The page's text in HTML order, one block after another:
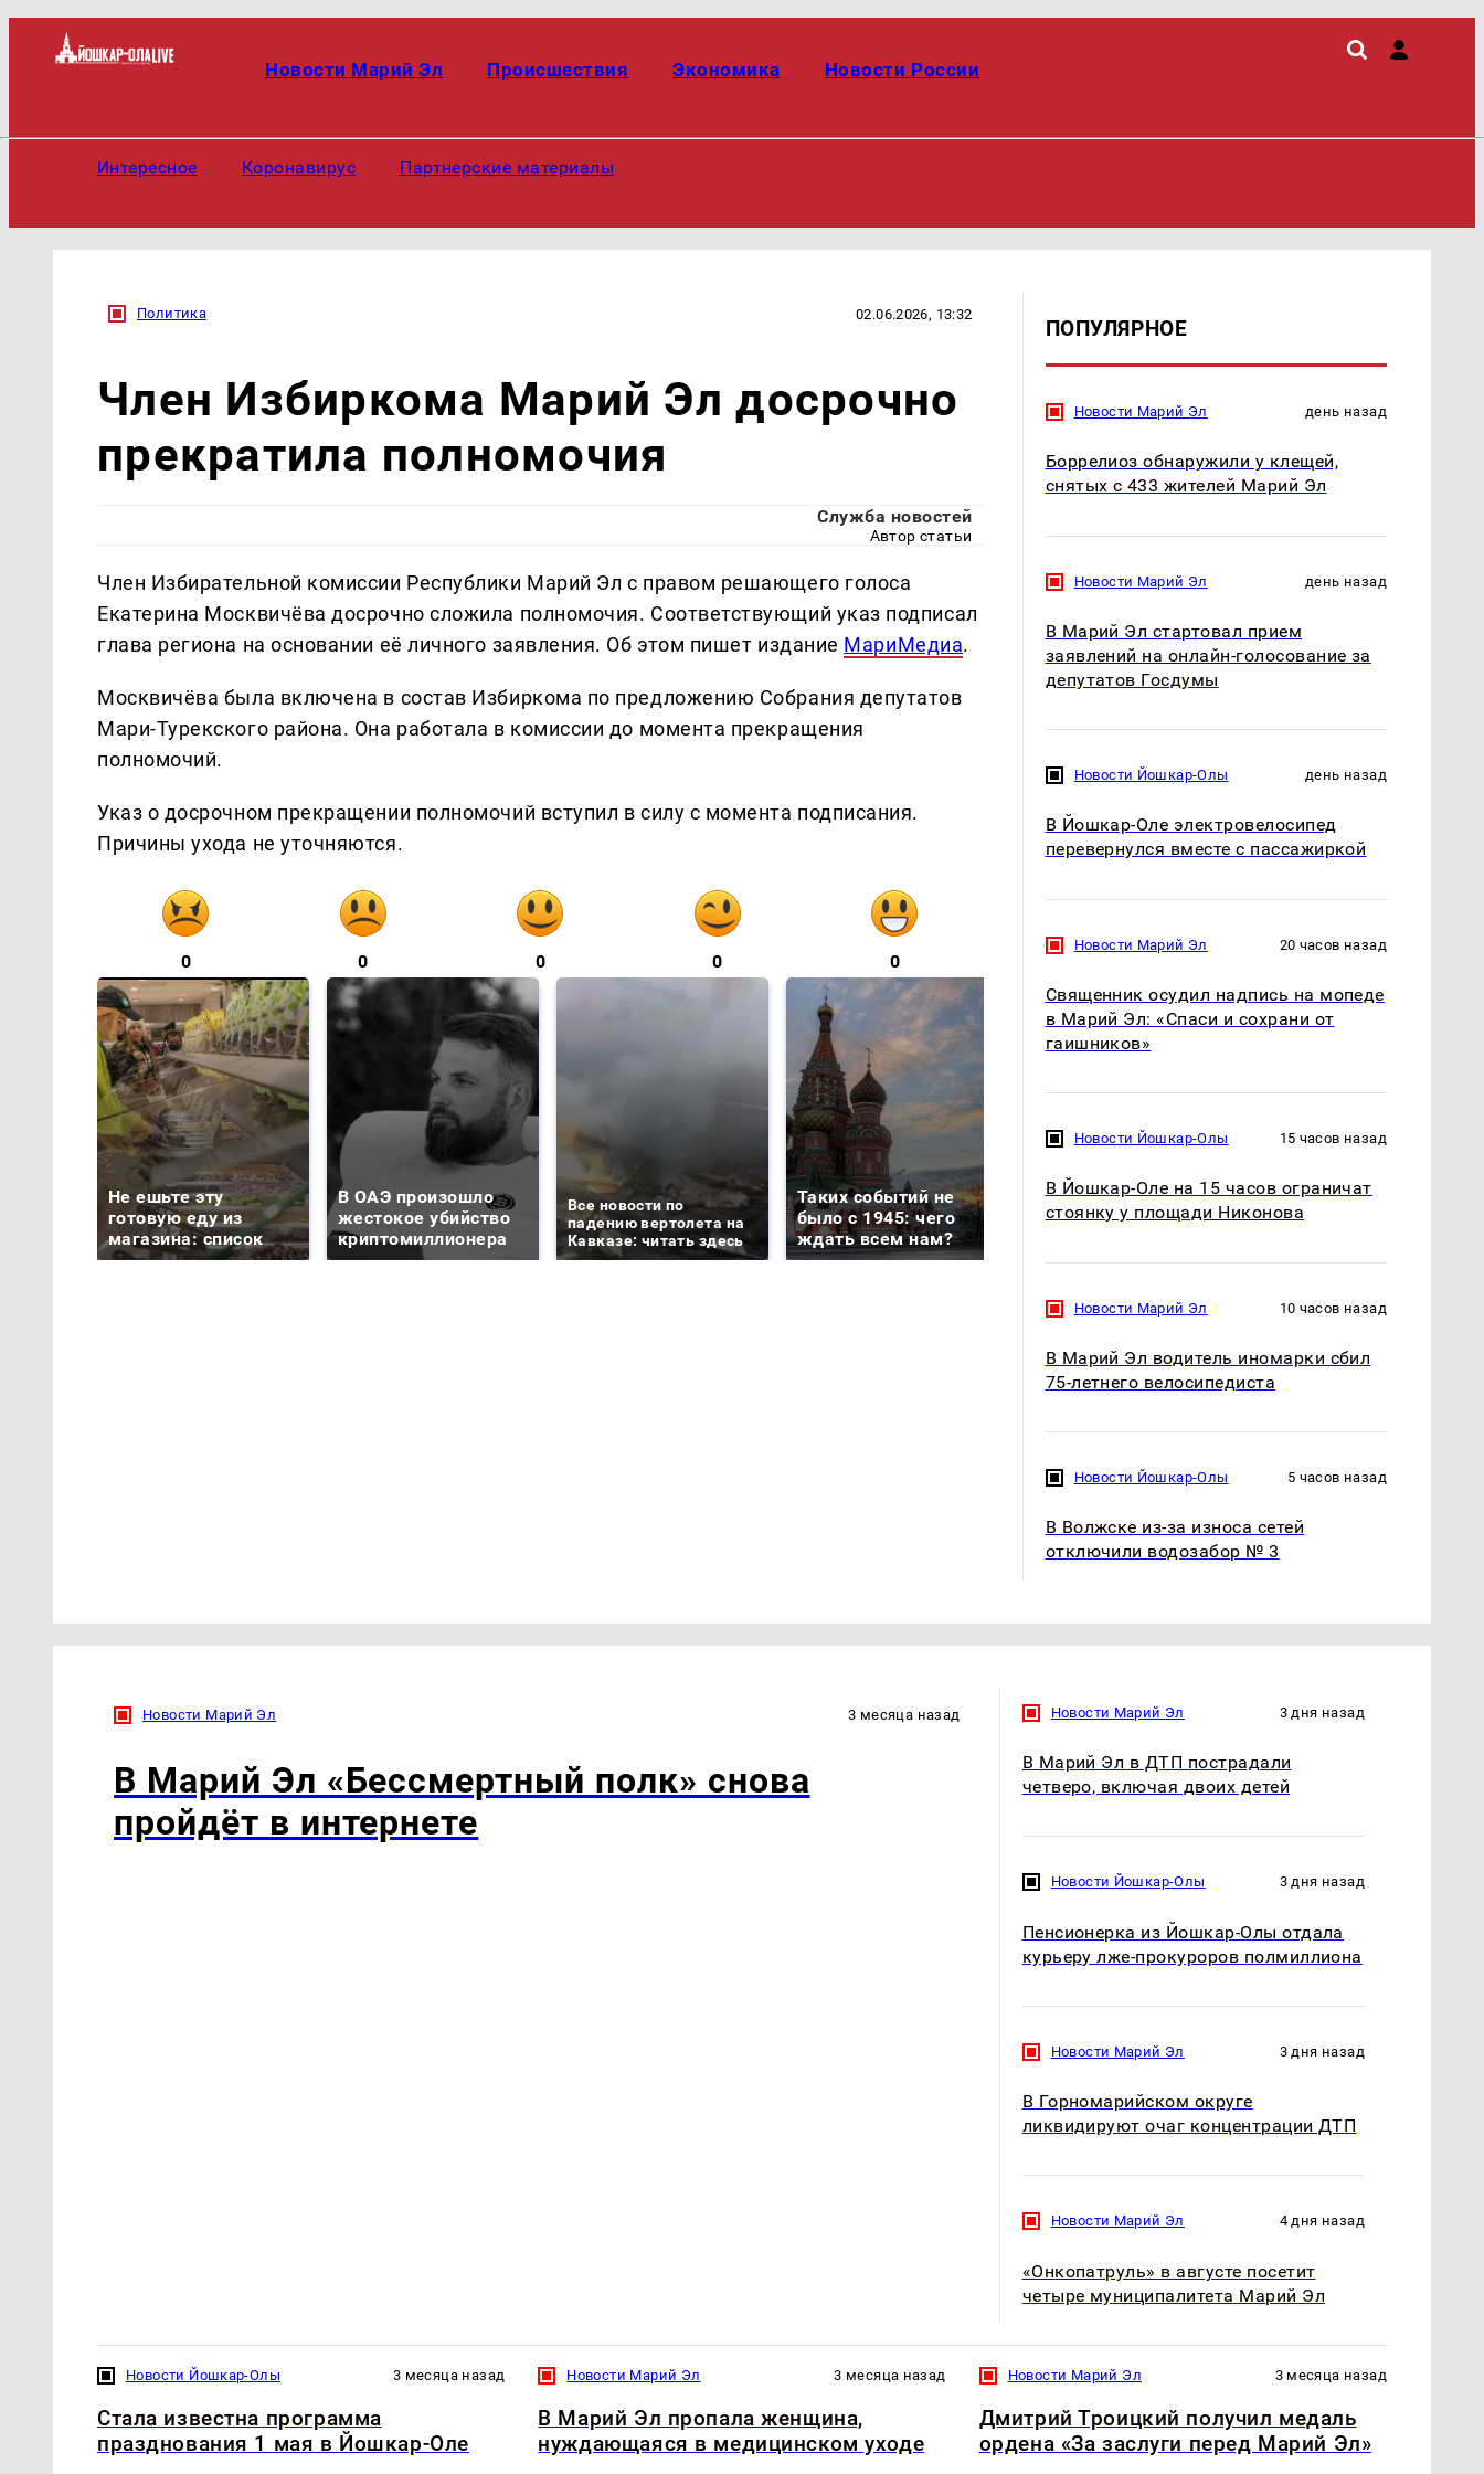
Новости Марий Эл Происшествия Экономика Новости России
Интересное Коронавирус Партнерские материалы
Политика 02.06.2026, 13:32
Член Избиркома Марий Эл досрочно
прекратила полномочия
Служба новостей
Автор статьи
Член Избирательной комиссии Республики Марий Эл с правом решающего голоса
Екатерина Москвичёва досрочно сложила полномочия. Соответствующий указ подписал
глава региона на основании её личного заявления. Об этом пишет издание МариМедиа.
Москвичёва была включена в состав Избиркома по предложению Собрания депутатов
Мари-Турекского района. Она работала в комиссии до момента прекращения
полномочий.
Указ о досрочном прекращении полномочий вступил в силу с момента подписания.
Причины ухода не уточняются.
0 0 0 0 0
Не ешьте эту
готовую еду из
магазина: список
В ОАЭ произошло
жестокое убийство
криптомиллионера
Все новости по
падению вертолета на
Кавказе: читать здесь
Таких событий не
было с 1945: чего
ждать всем нам?
ажиотаж из-за этого
полицейскую
машину напали и
ПОПУЛЯРНОЕ
Новости Марий Эл день назад
Боррелиоз обнаружили у клещей,
снятых с 433 жителей Марий Эл
Новости Марий Эл день назад
В Марий Эл стартовал прием
заявлений на онлайн-голосование за
депутатов Госдумы
Новости Йошкар-Олы день назад
В Йошкар-Оле электровелосипед
перевернулся вместе с пассажиркой
Новости Марий Эл 20 часов назад
Священник осудил надпись на мопеде
в Марий Эл: «Спаси и сохрани от
гаишников»
Новости Йошкар-Олы 15 часов назад
В Йошкар-Оле на 15 часов ограничат
стоянку у площади Никонова
Новости Марий Эл 10 часов назад
В Марий Эл водитель иномарки сбил
75-летнего велосипедиста
Новости Йошкар-Олы 5 часов назад
В Волжске из-за износа сетей
отключили водозабор № 3
Новости Марий Эл 3 месяца назад
В Марий Эл «Бессмертный полк» снова
пройдёт в интернете
Новости Марий Эл 3 дня назад
В Марий Эл в ДТП пострадали
четверо, включая двоих детей
Новости Йошкар-Олы 3 дня назад
Пенсионерка из Йошкар-Олы отдала
курьеру лже-прокуроров полмиллиона
Новости Марий Эл 3 дня назад
В Горномарийском округе
ликвидируют очаг концентрации ДТП
Новости Марий Эл 4 дня назад
«Онкопатруль» в августе посетит
четыре муниципалитета Марий Эл
Новости Йошкар-Олы 3 месяца назад
Стала известна программа
празднования 1 мая в Йошкар-Оле
Новости Марий Эл 3 месяца назад
В Марий Эл пропала женщина,
нуждающаяся в медицинском уходе
Новости Марий Эл 3 месяца назад
Дмитрий Троицкий получил медаль
ордена «За заслуги перед Марий Эл»